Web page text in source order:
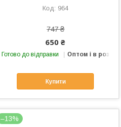
964
747 ₴
650 ₴
Готово до відправки Оптом і в роздріб
Купити
–13%